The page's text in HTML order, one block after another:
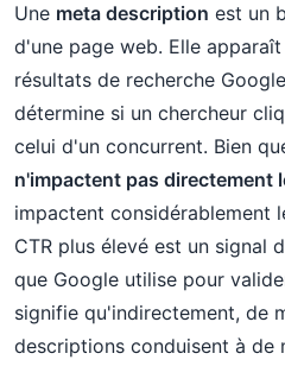
Une meta description est un
d'une page web. Elle
résultats de recherche
détermine si un chercheur
celui d'un concurrent. Bien
n'impactent pas directement
impactent considérablement
CTR plus élevé est un signal
que Google utilise pour
signifie qu'indirectement, de
descriptions conduisent à de